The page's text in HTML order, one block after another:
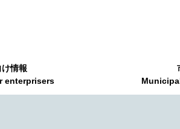
情報
enterprisers